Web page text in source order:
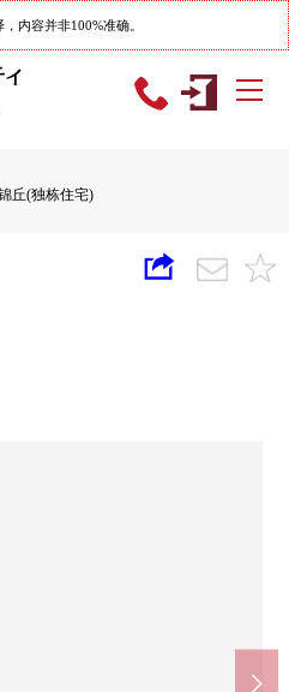
内容并非100%准确。
丘(独栋住宅)